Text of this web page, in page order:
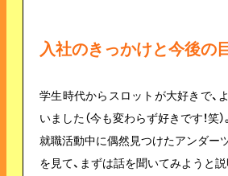
入社のきっかけと今後の
学生時代からスロットが大好きで、
いました（今も変わらず好きです！笑）。
就職活動中に偶然見つけたアンダー
を見て、まずは話を聞いてみようと